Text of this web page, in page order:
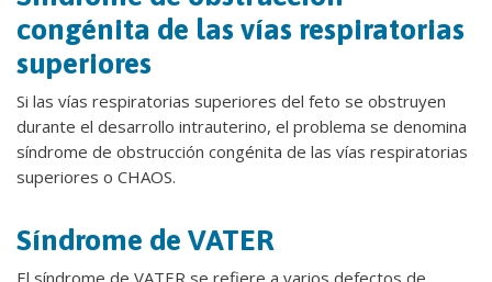
congénita de las vías respiratorias
superiores
Si las vías respiratorias superiores del feto se obstruyen
durante el desarrollo intrauterino, el problema se denomina
síndrome de obstrucción congénita de las vías respiratorias
superiores o CHAOS.
Síndrome de VATER
El síndrome de VATER se refiere a varios defectos de